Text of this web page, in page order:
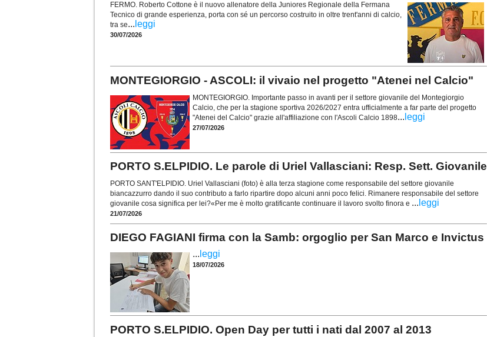
FERMO. Roberto Cottone è il nuovo allenatore della Juniores Regionale della Fermana
Tecnico di grande esperienza, porta con sé un percorso costruito in oltre trent'anni di calcio,
tra se... leggi
30/07/2026
MONTEGIORGIO - ASCOLI: il vivaio nel progetto "Atenei nel Calcio"
MONTEGIORGIO. Importante passo in avanti per il settore giovanile del Montegiorgio
Calcio, che per la stagione sportiva 2026/2027 entra ufficialmente a far parte del progetto
"Atenei del Calcio" grazie all'affiliazione con l'Ascoli Calcio 1898... leggi
27/07/2026
PORTO S.ELPIDIO. Le parole di Uriel Vallasciani: Resp. Sett. Giovanile
PORTO SANT'ELPIDIO. Uriel Vallasciani (foto) è alla terza stagione come responsabile del settore giovanile
biancazzurro dando il suo contributo a farlo ripartire dopo alcuni anni poco felici. Rimanere responsabile del settore
giovanile cosa significa per lei?«Per me è molto gratificante continuare il lavoro svolto finora e ... leggi
21/07/2026
DIEGO FAGIANI firma con la Samb: orgoglio per San Marco e Invictus
... leggi
18/07/2026
PORTO S.ELPIDIO. Open Day per tutti i nati dal 2007 al 2013